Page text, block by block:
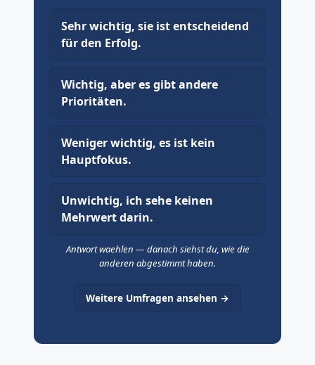
Sehr wichtig, sie ist entscheidend
für den Erfolg.
Wichtig, aber es gibt andere
Prioritäten.
Weniger wichtig, es ist kein
Hauptfokus.
Unwichtig, ich sehe keinen
Mehrwert darin.
Antwort waehlen — danach siehst du, wie die
anderen abgestimmt haben.
Weitere Umfragen ansehen →